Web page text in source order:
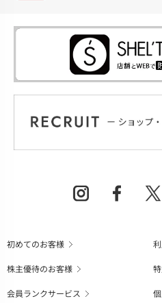
初めてのお客様
株主優待のお客様
会員ランクサービス